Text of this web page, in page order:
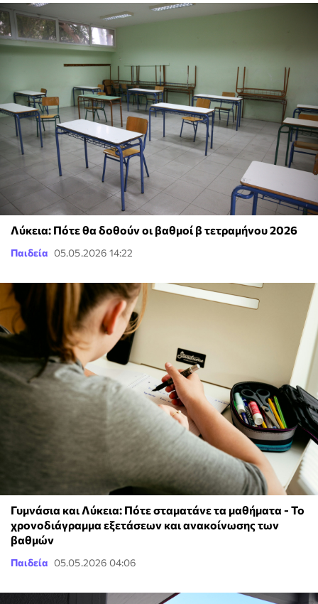
Λύκεια: Πότε θα δοθούν οι βαθμοί β τετραμήνου 2026
Παιδεία 05.05.2026 14:22
Γυμνάσια και Λύκεια: Πότε σταματάνε τα μαθήματα - Το
χρονοδιάγραμμα εξετάσεων και ανακοίνωσης των
βαθμών
Παιδεία 05.05.2026 04:06